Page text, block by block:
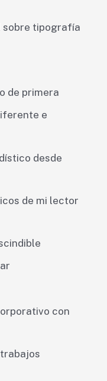
sobre tipografía
de primera
e
desde
de mi lector
con